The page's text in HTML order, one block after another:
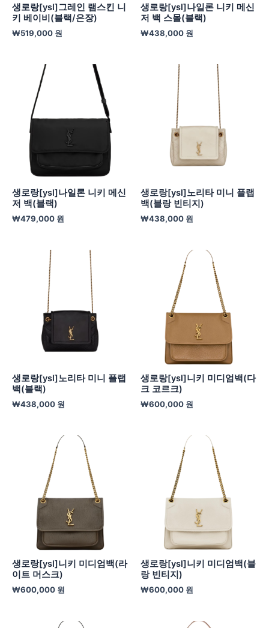
생로랑[ysl]그레인 램스킨 니
키 베이비(블랙/은장)
₩519,000 원
생로랑[ysl]나일론 니키 메신
저 백 스몰(블랙)
₩438,000 원
생로랑[ysl]나일론 니키 메신
저 백(블랙)
₩479,000 원
생로랑[ysl]노리타 미니 플랩
백(블랑 빈티지)
₩438,000 원
생로랑[ysl]노리타 미니 플랩
백(블랙)
₩438,000 원
생로랑[ysl]니키 미디엄백(다
크 코르크)
₩600,000 원
생로랑[ysl]니키 미디엄백(라
이트 머스크)
₩600,000 원
생로랑[ysl]니키 미디엄백(블
랑 빈티지)
₩600,000 원